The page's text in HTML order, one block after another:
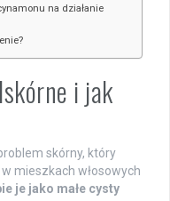
na działanie
i jak
skórny, który
mieszkach włosowych
je jako małe cysty